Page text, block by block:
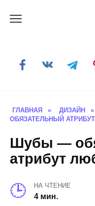
ГЛАВНАЯ » ДИЗАЙН »
ОБЯЗАТЕЛЬНЫЙ
Шубы —
атрибут
НА ЧТЕНИЕ
4 мин.